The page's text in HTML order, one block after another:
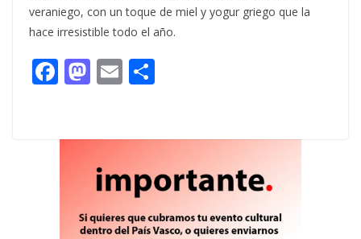
veraniego, con un toque de miel y yogur griego que la
hace irresistible todo el año.
F
b
M
d
o
n
E
l p
ar
ti
r